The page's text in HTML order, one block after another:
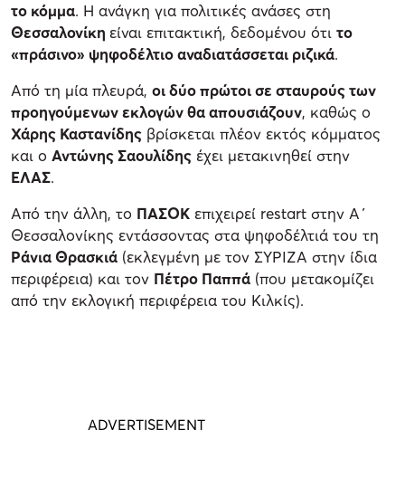
το κόμμα. Η ανάγκη για πολιτικές ανάσες στη
Θεσσαλονίκη είναι επιτακτική, δεδομένου ότι το
«πράσινο» ψηφοδέλτιο αναδιατάσσεται ριζικά.
Από τη μία πλευρά, οι δύο πρώτοι σε σταυρούς των
προηγούμενων εκλογών θα απουσιάζουν, καθώς ο
Χάρης Καστανίδης βρίσκεται πλέον εκτός κόμματος
και ο Αντώνης Σαουλίδης έχει μετακινηθεί στην
ΕΛΑΣ.
Από την άλλη, το ΠΑΣΟΚ επιχειρεί restart στην Α΄
Θεσσαλονίκης εντάσσοντας στα ψηφοδέλτιά του τη
Ράνια Θρασκιά (εκλεγμένη με τον ΣΥΡΙΖΑ στην ίδια
περιφέρεια) και τον Πέτρο Παππά (που μετακομίζει
από την εκλογική περιφέρεια του Κιλκίς).